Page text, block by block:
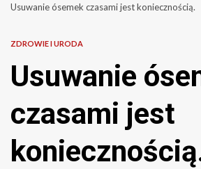
Usuwanie ósemek czasami jest koniecznością.
ZDROWIE I URODA
Usuwanie
czasami jest